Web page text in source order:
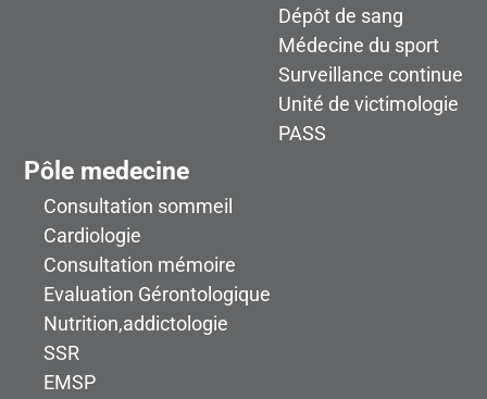
Dépôt de sang
Médecine du sport
Surveillance continue
Unité de victimologie
PASS
Pôle medecine
Consultation sommeil
Cardiologie
Consultation mémoire
Evaluation Gérontologique
Nutrition,addictologie
SSR
EMSP